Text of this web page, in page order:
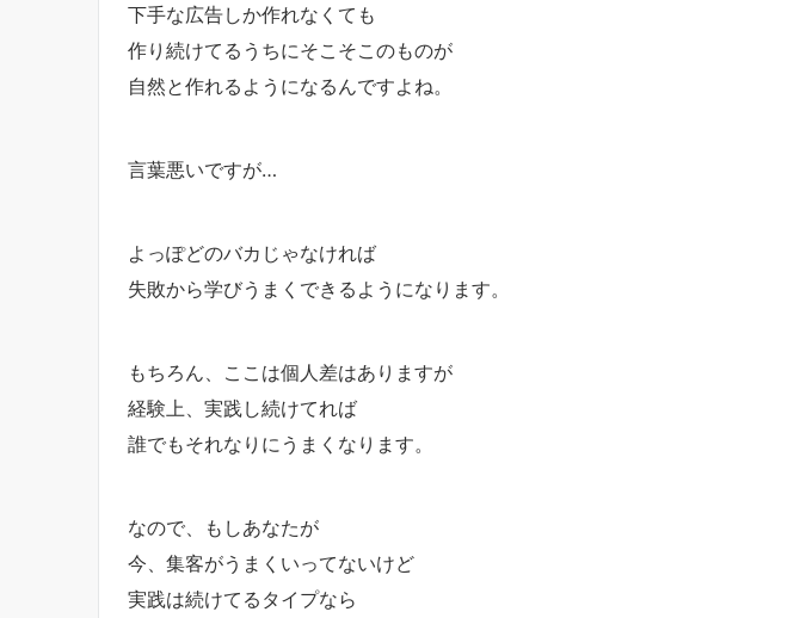
下手な広告しか作れなくても
作り続けてるうちにそこそこのものが
自然と作れるようになるんですよね。
言葉悪いですが…
よっぽどのバカじゃなければ
失敗から学びうまくできるようになります。
もちろん、ここは個人差はありますが
経験上、実践し続けてれば
誰でもそれなりにうまくなります。
なので、もしあなたが
今、集客がうまくいってないけど
実践は続けてるタイプなら